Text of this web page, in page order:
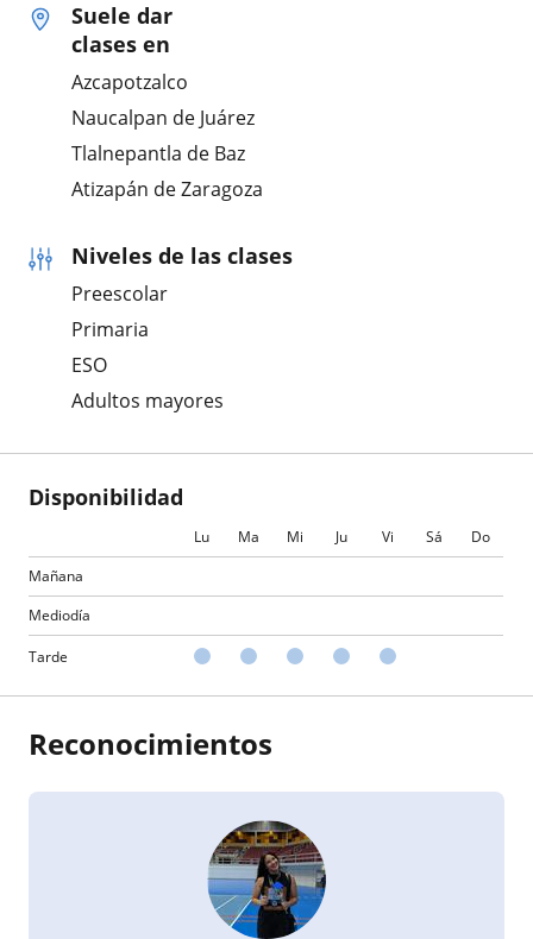
Suele dar
clases en
Azcapotzalco
Naucalpan de Juárez
Tlalnepantla de Baz
Atizapán de Zaragoza
Niveles de las clases
Preescolar
Primaria
ESO
Adultos mayores
Disponibilidad
Lu Ma Mi Ju Vi Sá
Do
Mañana
Mediodía
Tarde
Reconocimientos